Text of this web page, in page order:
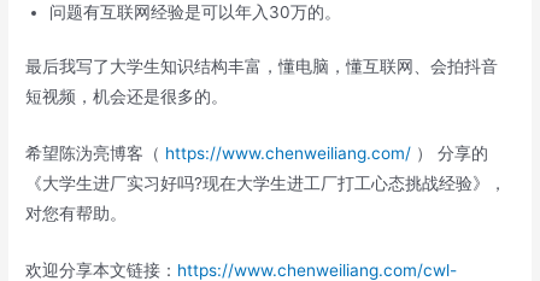
问题有互联网经验是可以年入30万的。
最后我写了大学生知识结构丰富，懂电脑，懂互联网、会拍抖音
短视频，机会还是很多的。
希望陈沩亮博客（ https://www.chenweiliang.com/ ） 分享的
《大学生进厂实习好吗?现在大学生进工厂打工心态挑战经验》，
对您有帮助。
欢迎分享本文链接： https://www.chenweiliang.com/cwl-